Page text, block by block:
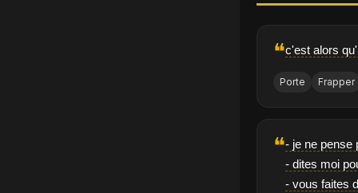
❝c'est alors
Porte Frapper
❝- je ne pense
- dites moi
- vous faites